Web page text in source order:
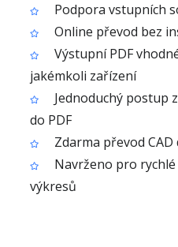
Podpora vstupních
Online převod bez
Výstupní PDF
jakémkoli zařízení
Jednoduchý postup
do PDF
Zdarma převod
Navrženo pro
výkresů